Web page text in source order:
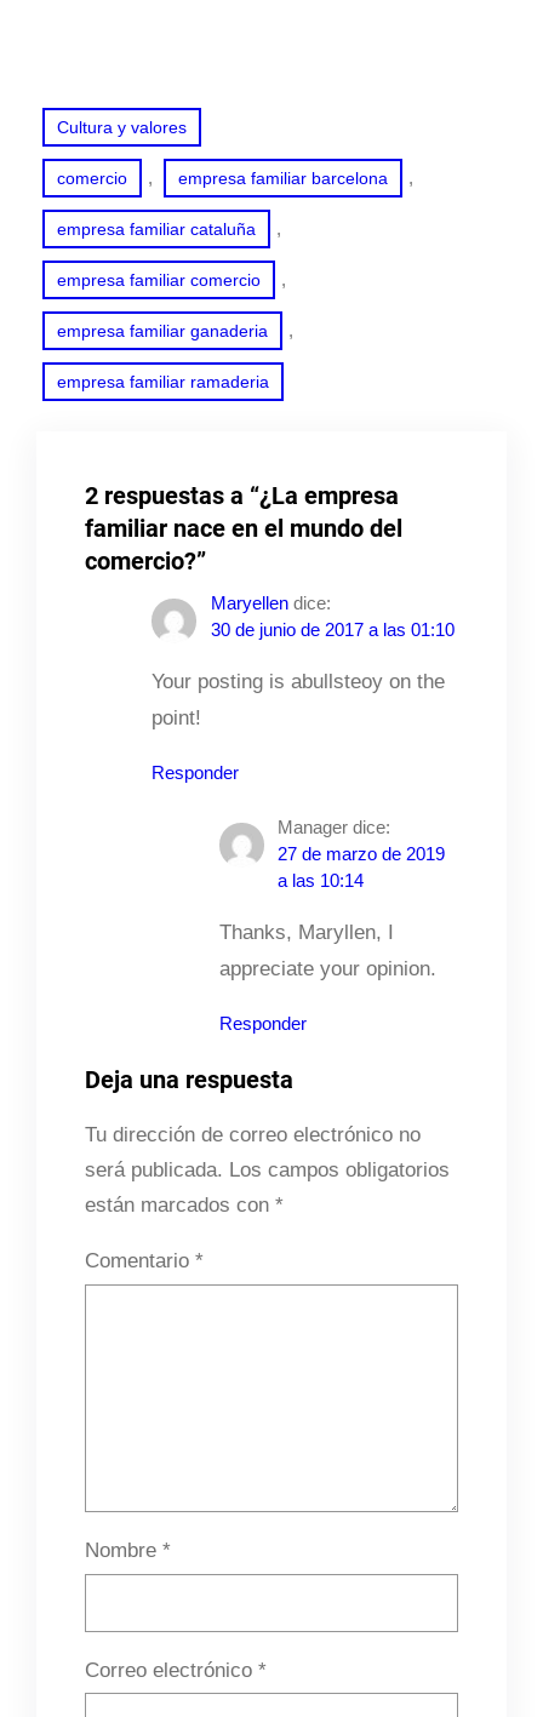
Cultura y valores
comercio , empresa familiar barcelona ,
empresa familiar cataluña ,
empresa familiar comercio ,
empresa familiar ganaderia ,
empresa familiar ramaderia
2 respuestas a “¿La empresa
familiar nace en el mundo del
comercio?”
Maryellen dice:
30 de junio de 2017 a las 01:10
Your posting is abullsteoy on the
point!
Responder
Manager dice:
27 de marzo de 2019
a las 10:14
Thanks, Maryllen, I
appreciate your opinion.
Responder
Deja una respuesta
Tu dirección de correo electrónico no
será publicada. Los campos obligatorios
están marcados con *
Comentario *
Nombre *
Correo electrónico *